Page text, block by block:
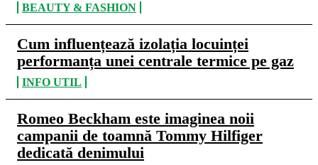
BEAUTY & FASHION
Cum influențează izolația locuinței
performanța unei centrale termice pe gaz
INFO UTIL
Romeo Beckham este imaginea noii
campanii de toamnă Tommy Hilfiger
dedicată denimului